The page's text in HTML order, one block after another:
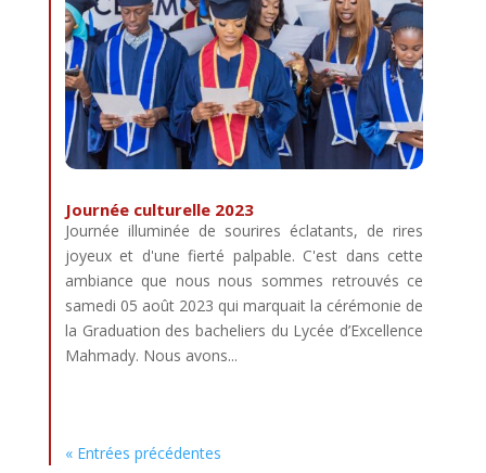
Journée culturelle 2023
Journée illuminée de sourires éclatants, de rires
joyeux et d'une fierté palpable. C'est dans cette
ambiance que nous nous sommes retrouvés ce
samedi 05 août 2023 qui marquait la cérémonie de
la Graduation des bacheliers du Lycée d’Excellence
Mahmady. Nous avons...
« Entrées précédentes